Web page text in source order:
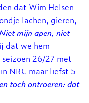
dat Wim Helsen
lachen, gieren,
Niet mijn apen, niet
dat we hem
26/27 met
NRC maar liefst 5
toch ontroeren: dat